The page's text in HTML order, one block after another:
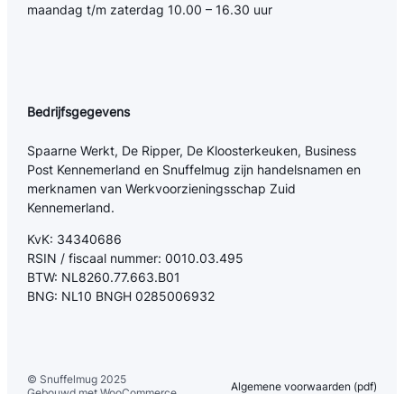
maandag t/m zaterdag 10.00 – 16.30 uur
Bedrijfsgegevens
Spaarne Werkt, De Ripper, De Kloosterkeuken, Business
Post Kennemerland en Snuffelmug zijn handelsnamen en
merknamen van Werkvoorzieningsschap Zuid
Kennemerland.
KvK: 34340686
RSIN / fiscaal nummer: 0010.03.495
BTW: NL8260.77.663.B01
BNG: NL10 BNGH 0285006932
© Snuffelmug 2025
Algemene voorwaarden (pdf)